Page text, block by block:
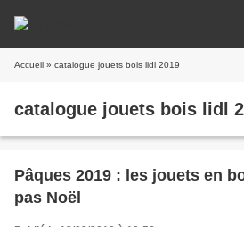
Accueil » catalogue jouets bois lidl 2019
catalogue jouets bois lidl
Pâques 2019 : les jouets en
pas Noël